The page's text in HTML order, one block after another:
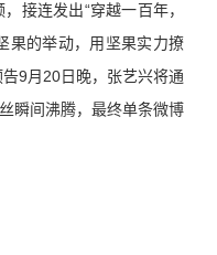
接连发出“穿越一百年，
果的举动，用坚果实力撩
9月20日晚，张艺兴将通
瞬间沸腾，最终单条微博